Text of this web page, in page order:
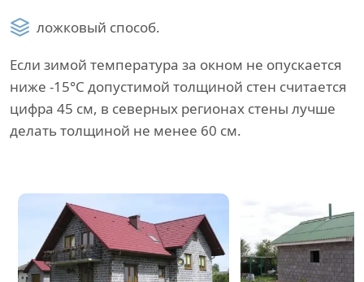
ложковый способ.
Если зимой температура за окном не опускается
ниже -15°C допустимой толщиной стен считается
цифра 45 см, в северных регионах стены лучше
делать толщиной не менее 60 см.